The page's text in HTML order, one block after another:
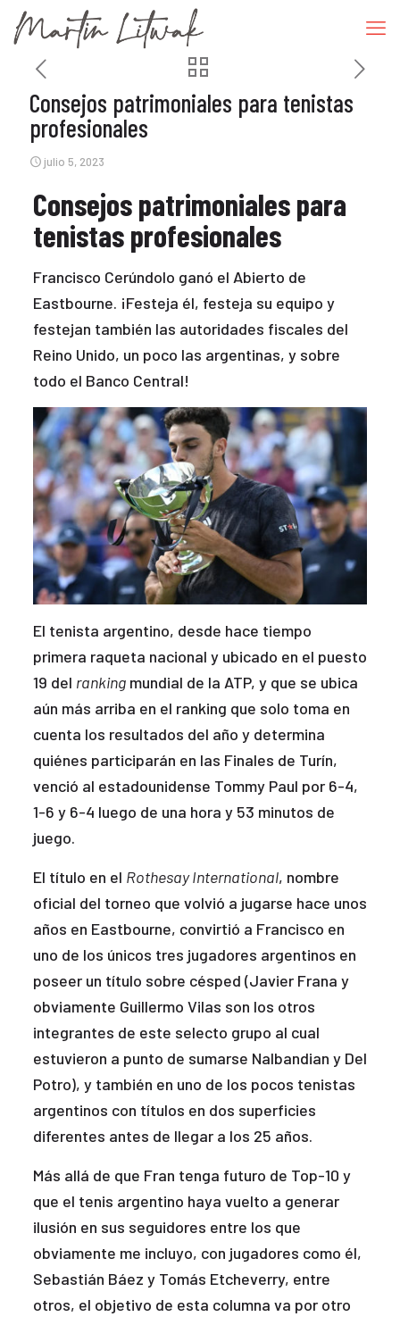
Consejos patrimoniales para tenistas
profesionales
julio 5, 2023
Consejos patrimoniales para
tenistas profesionales
Francisco Cerúndolo ganó el Abierto de
Eastbourne. ¡Festeja él, festeja su equipo y
festejan también las autoridades fiscales del
Reino Unido, un poco las argentinas, y sobre
todo el Banco Central!
El tenista argentino, desde hace tiempo
primera raqueta nacional y ubicado en el puesto
19 del rankingmundial de la ATP, y que se ubica
aún más arriba en el ranking que solo toma en
cuenta los resultados del año y determina
quiénes participarán en las Finales de Turín,
venció al estadounidense Tommy Paul por 6-4,
1-6 y 6-4 luego de una hora y 53 minutos de
juego.
El título en el Rothesay International, nombre
oficial del torneo que volvió a jugarse hace unos
años en Eastbourne, convirtió a Francisco en
uno de los únicos tres jugadores argentinos en
poseer un título sobre césped (Javier Frana y
obviamente Guillermo Vilas son los otros
integrantes de este selecto grupo al cual
estuvieron a punto de sumarse Nalbandian y Del
Potro), y también en uno de los pocos tenistas
argentinos con títulos en dos superficies
diferentes antes de llegar a los 25 años.
Más allá de que Fran tenga futuro de Top-10 y
que el tenis argentino haya vuelto a generar
ilusión en sus seguidores entre los que
obviamente me incluyo, con jugadores como él,
Sebastián Báez y Tomás Etcheverry, entre
otros, el objetivo de esta columna va por otro